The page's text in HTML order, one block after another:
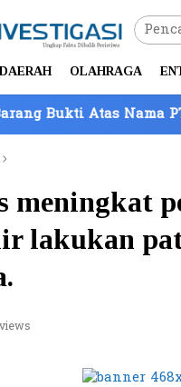
DAERAH OLAHRAGA
Nama PT Mitra
meningkat
lakukan